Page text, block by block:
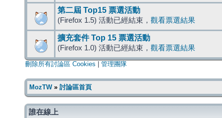
第二屆 Top15 票選活動
(Firefox 1.5) 活動已經結束， 觀看票選結果
擴充套件 Top 15 票選活動
(Firefox 1.0) 活動已經結束， 觀看票選結果
刪除所有討論區 Cookies 管理團隊
MozTW» 討論區首頁
誰在線上